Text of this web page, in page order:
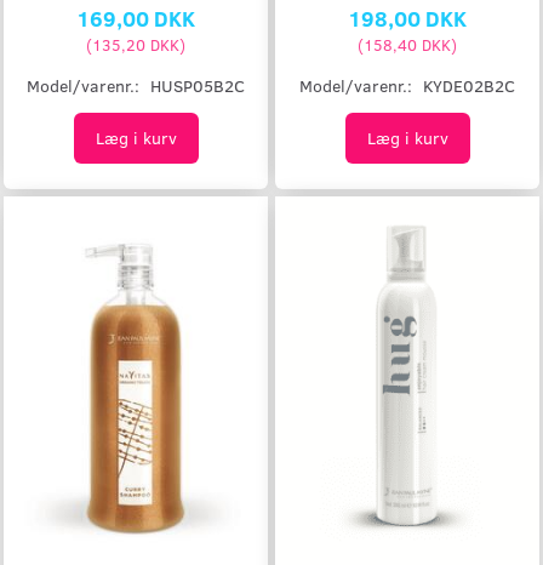
169,00 DKK
(135,20 DKK)
Model/varenr.: HUSP05B2C
Læg i kurv
198,00 DKK
(158,40 DKK)
Model/varenr.: KYDE02B2C
Læg i kurv